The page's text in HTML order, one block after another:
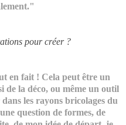
pour créer ?
en fait ! Cela peut être un
de la déco, ou même un outil
les rayons bricolages du
question de formes, de